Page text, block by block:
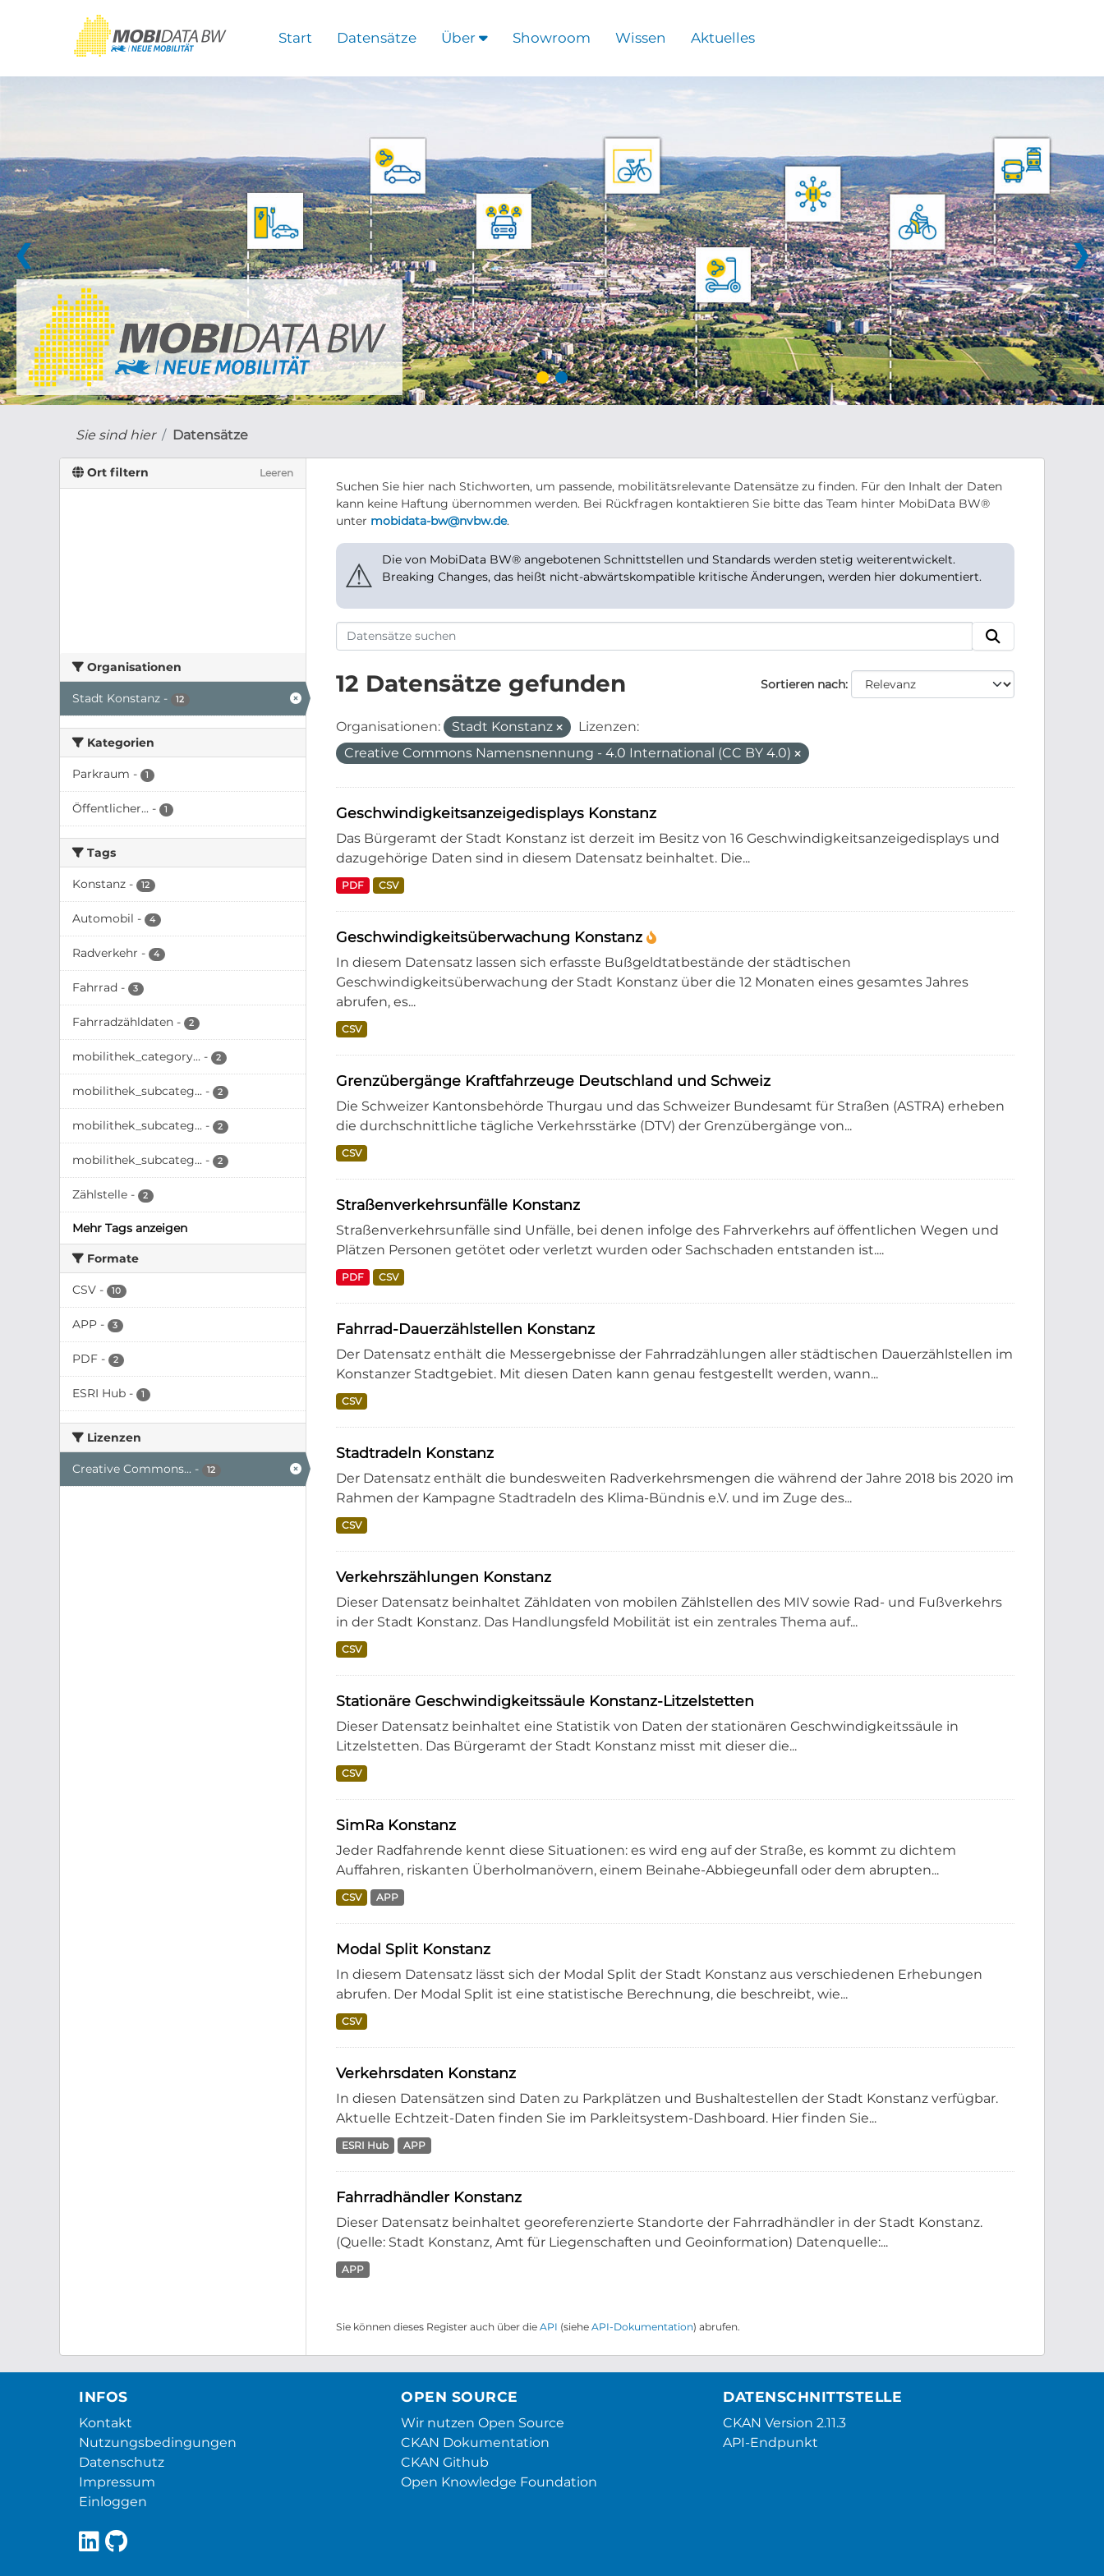
Start Datensätze Über Showroom Wissen Aktuelles
❮ ❯
Sie sind hier Datensätze
Ort filtern Leeren
Organisationen
Stadt Konstanz - 12
Kategorien
Parkraum - 1
Öffentlicher... - 1
Tags
Konstanz - 12
Automobil - 4
Radverkehr - 4
Fahrrad - 3
Fahrradzähldaten - 2
mobilithek_category... - 2
mobilithek_subcateg... - 2
mobilithek_subcateg... - 2
mobilithek_subcateg... - 2
Zählstelle - 2
Mehr Tags anzeigen
Formate
CSV - 10
APP - 3
PDF - 2
ESRI Hub - 1
Lizenzen
Creative Commons... - 12
Suchen Sie hier nach Stichworten, um passende, mobilitätsrelevante Datensätze zu finden. Für den Inhalt der Daten
kann keine Haftung übernommen werden. Bei Rückfragen kontaktieren Sie bitte das Team hinter MobiData BW®
unter mobidata-bw@nvbw.de.
⚠
Die von MobiData BW® angebotenen Schnittstellen und Standards werden stetig weiterentwickelt.
Breaking Changes, das heißt nicht-abwärtskompatible kritische Änderungen, werden hier dokumentiert.
Sortieren nach
12 Datensätze gefunden
Organisationen: Stadt Konstanz
Lizenzen:
Creative Commons Namensnennung - 4.0 International (CC BY 4.0)
Geschwindigkeitsanzeigedisplays Konstanz
Das Bürgeramt der Stadt Konstanz ist derzeit im Besitz von 16 Geschwindigkeitsanzeigedisplays und
dazugehörige Daten sind in diesem Datensatz beinhaltet. Die...
PDF CSV
Geschwindigkeitsüberwachung Konstanz
In diesem Datensatz lassen sich erfasste Bußgeldtatbestände der städtischen
Geschwindigkeitsüberwachung der Stadt Konstanz über die 12 Monaten eines gesamtes Jahres
abrufen, es...
CSV
Grenzübergänge Kraftfahrzeuge Deutschland und Schweiz
Die Schweizer Kantonsbehörde Thurgau und das Schweizer Bundesamt für Straßen (ASTRA) erheben
die durchschnittliche tägliche Verkehrsstärke (DTV) der Grenzübergänge von...
CSV
Straßenverkehrsunfälle Konstanz
Straßenverkehrsunfälle sind Unfälle, bei denen infolge des Fahrverkehrs auf öffentlichen Wegen und
Plätzen Personen getötet oder verletzt wurden oder Sachschaden entstanden ist....
PDF CSV
Fahrrad-Dauerzählstellen Konstanz
Der Datensatz enthält die Messergebnisse der Fahrradzählungen aller städtischen Dauerzählstellen im
Konstanzer Stadtgebiet. Mit diesen Daten kann genau festgestellt werden, wann...
CSV
Stadtradeln Konstanz
Der Datensatz enthält die bundesweiten Radverkehrsmengen die während der Jahre 2018 bis 2020 im
Rahmen der Kampagne Stadtradeln des Klima-Bündnis e.V. und im Zuge des...
CSV
Verkehrszählungen Konstanz
Dieser Datensatz beinhaltet Zähldaten von mobilen Zählstellen des MIV sowie Rad- und Fußverkehrs
in der Stadt Konstanz. Das Handlungsfeld Mobilität ist ein zentrales Thema auf...
CSV
Stationäre Geschwindigkeitssäule Konstanz-Litzelstetten
Dieser Datensatz beinhaltet eine Statistik von Daten der stationären Geschwindigkeitssäule in
Litzelstetten. Das Bürgeramt der Stadt Konstanz misst mit dieser die...
CSV
SimRa Konstanz
Jeder Radfahrende kennt diese Situationen: es wird eng auf der Straße, es kommt zu dichtem
Auffahren, riskanten Überholmanövern, einem Beinahe-Abbiegeunfall oder dem abrupten...
CSV APP
Modal Split Konstanz
In diesem Datensatz lässt sich der Modal Split der Stadt Konstanz aus verschiedenen Erhebungen
abrufen. Der Modal Split ist eine statistische Berechnung, die beschreibt, wie...
CSV
Verkehrsdaten Konstanz
In diesen Datensätzen sind Daten zu Parkplätzen und Bushaltestellen der Stadt Konstanz verfügbar.
Aktuelle Echtzeit-Daten finden Sie im Parkleitsystem-Dashboard. Hier finden Sie...
ESRI Hub APP
Fahrradhändler Konstanz
Dieser Datensatz beinhaltet georeferenzierte Standorte der Fahrradhändler in der Stadt Konstanz.
(Quelle: Stadt Konstanz, Amt für Liegenschaften und Geoinformation) Datenquelle:...
APP
Sie können dieses Register auch über die API (siehe API-Dokumentation) abrufen.
INFOS
Kontakt
Nutzungsbedingungen
Datenschutz
Impressum
Einloggen
OPEN SOURCE
Wir nutzen Open Source
CKAN Dokumentation
CKAN Github
Open Knowledge Foundation
DATENSCHNITTSTELLE
CKAN Version 2.11.3
API-Endpunkt